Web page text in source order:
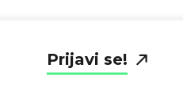
Prijavi se!